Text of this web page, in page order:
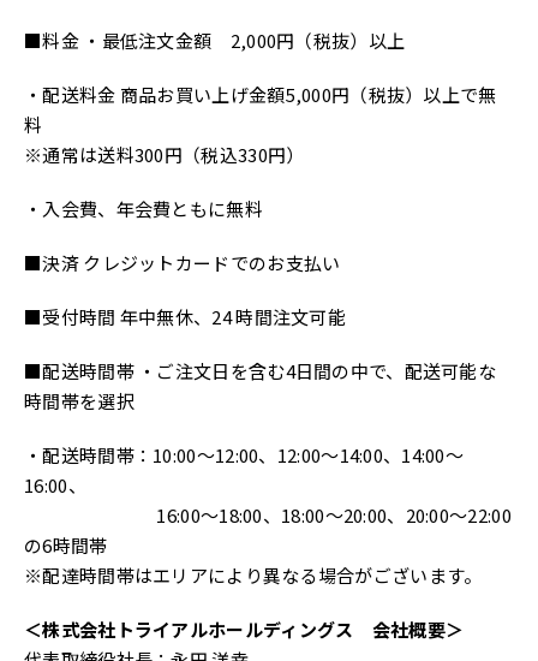
■料金 ・最低注文金額 2,000円（税抜）以上
・配送料金 商品お買い上げ金額5,000円（税抜）以上で無
料
※通常は送料300円（税込330円）
・入会費、年会費ともに無料
■決済 クレジットカードでのお支払い
■受付時間 年中無休、24 時間注文可能
■配送時間帯 ・ご注文日を含む4日間の中で、配送可能な
時間帯を選択
・配送時間帯：10:00～12:00、12:00～14:00、14:00～
16:00、
16:00～18:00、18:00～20:00、20:00～22:00
の6時間帯
※配達時間帯はエリアにより異なる場合がございます。
＜株式会社トライアルホールディングス 会社概要＞